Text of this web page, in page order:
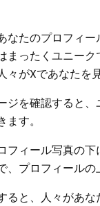
なたのプロフィ
まったくユニーク
々がXであなたを
ジを確認すると
す。
フィール写真の下
、プロフィールの
ると、人々があ